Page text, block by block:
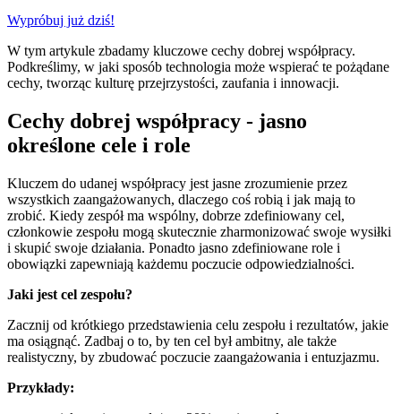
Wypróbuj już dziś!
W tym artykule zbadamy kluczowe cechy dobrej współpracy.
Podkreślimy, w jaki sposób technologia może wspierać te pożądane
cechy, tworząc kulturę przejrzystości, zaufania i innowacji.
Cechy dobrej współpracy - jasno
określone cele i role
Kluczem do udanej współpracy jest jasne zrozumienie przez
wszystkich zaangażowanych, dlaczego coś robią i jak mają to
zrobić. Kiedy zespół ma wspólny, dobrze zdefiniowany cel,
członkowie zespołu mogą skutecznie zharmonizować swoje wysiłki
i skupić swoje działania. Ponadto jasno zdefiniowane role i
obowiązki zapewniają każdemu poczucie odpowiedzialności.
Jaki jest cel zespołu?
Zacznij od krótkiego przedstawienia celu zespołu i rezultatów, jakie
ma osiągnąć. Zadbaj o to, by ten cel był ambitny, ale także
realistyczny, by zbudować poczucie zaangażowania i entuzjazmu.
Przykłady: